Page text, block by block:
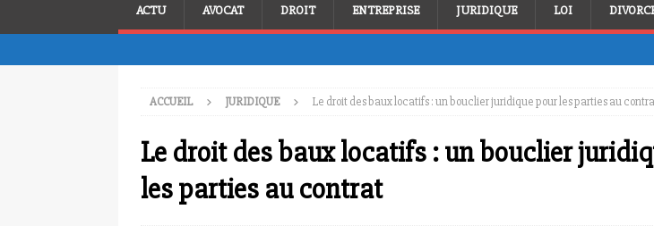
ACTU AVOCAT DROIT ENTREPRISE JURIDIQUE LOI
ACCUEIL JURIDIQUE Le droit des baux locatifs : un bouclier juridique pour les parties au
Le droit des baux locatifs : un bouclier
les parties au contrat